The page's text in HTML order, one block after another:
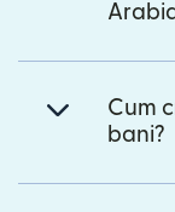
Cum
bani?